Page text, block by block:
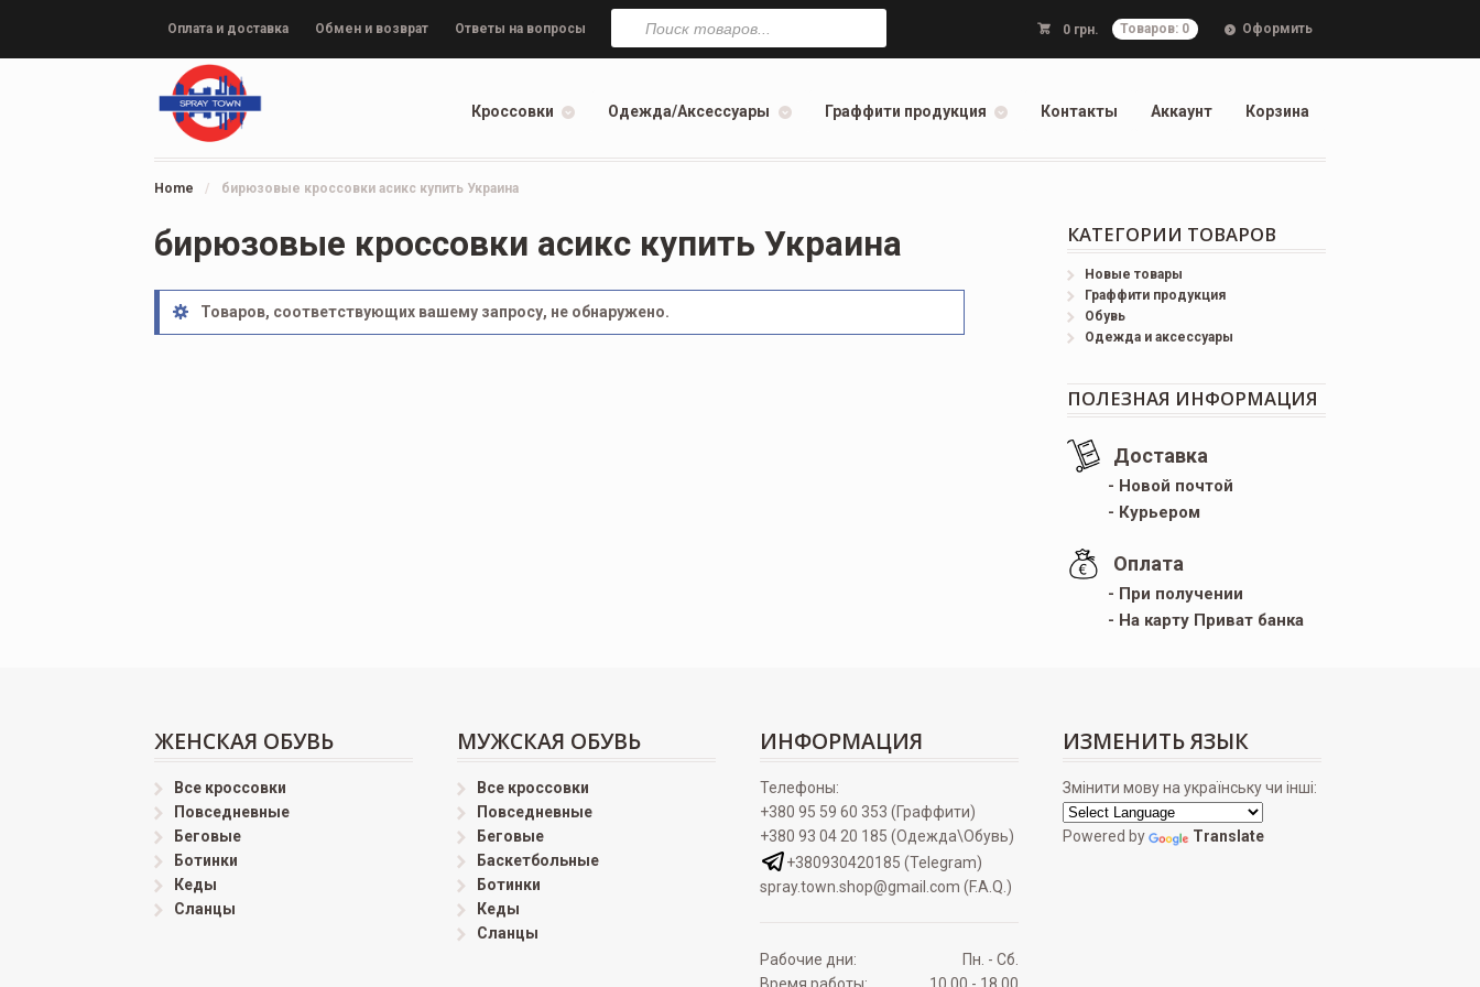
Оплата и доставка Обмен и возврат Ответы на вопросы 0 грн. Товаров: 0 Оформить
Поиск
товаров
Кроссовки Одежда/Аксессуары Граффити продукция Контакты Аккаунт Корзина
Home / бирюзовые кроссовки асикс купить Украина
бирюзовые кроссовки асикс купить Украина
Товаров, соответствующих вашему запросу, не обнаружено.
КАТЕГОРИИ ТОВАРОВ
Новые товары
Граффити продукция
Обувь
Одежда и аксессуары
ПОЛЕЗНАЯ ИНФОРМАЦИЯ
Доставка
- Новой почтой
- Курьером
Оплата
- При получении
- На карту Приват банка
ЖЕНСКАЯ ОБУВЬ
Все кроссовки
Повседневные
Беговые
Ботинки
Кеды
Сланцы
МУЖСКАЯ ОБУВЬ
Все кроссовки
Повседневные
Беговые
Баскетбольные
Ботинки
Кеды
Сланцы
ИНФОРМАЦИЯ
Телефоны:
+380 95 59 60 353 (Граффити)
+380 93 04 20 185 (Одежда\Обувь)
+380930420185 (Telegram)
spray.town.shop@gmail.com (F.A.Q.)
Рабочие дни:
Пн. - Сб.
ИЗМЕНИТЬ ЯЗЫК
Змінити мову на українську чи інші:
Powered by Translate